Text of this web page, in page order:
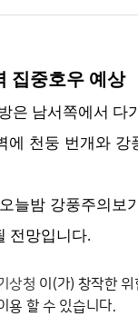
집중호우 예상
은 남서쪽에서 다
에 천둥 번개와 강
늘밤 강풍주의보
전망입니다.
상청 이(가) 창작한위
용 할 수 있습니다.